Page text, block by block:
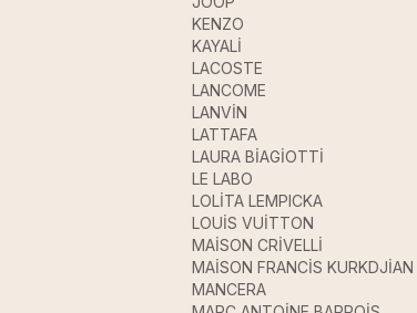
KENZO
KAYALİ
LACOSTE
LANCOME
LANVİN
LATTAFA
LAURA BİAGİOTTİ
LE LABO
LOLİTA LEMPICKA
LOUİS VUİTTON
MAİSON CRİVELLİ
MAİSON FRANCİS KURKDJİAN
MANCERA